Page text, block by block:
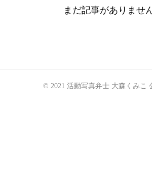
まだ記事がありません
©️ 2021 活動写真弁士 大森くみこ